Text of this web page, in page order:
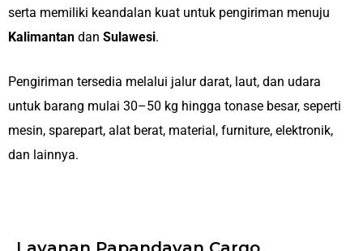
serta memiliki keandalan kuat untuk pengiriman menuju
Kalimantan dan Sulawesi.
Pengiriman tersedia melalui jalur darat, laut, dan udara
untuk barang mulai 30–50 kg hingga tonase besar, seperti
mesin, sparepart, alat berat, material, furniture, elektronik,
dan lainnya.